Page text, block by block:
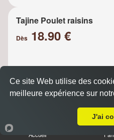
Tajine Poulet raisins
Dès 18.90 €
Oignons
Accueil
Ce site Web utilise des
meilleure expérience sur
J'ai